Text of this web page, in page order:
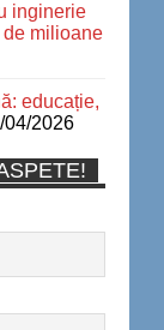
inginerie
de milioane
educație,
04/2026